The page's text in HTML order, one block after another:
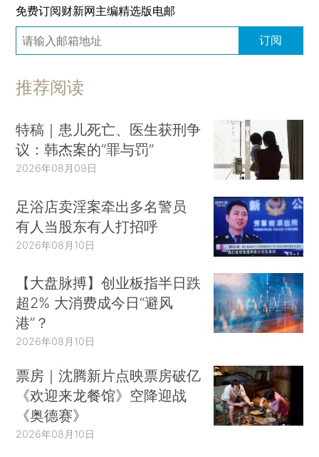
免费订阅财新网主编精选版电邮
订阅
推荐阅读
特稿｜患儿死亡、医生获刑争
议：韩杰案的“罪与罚”
2026年08月09日
足浴店卖淫案牵出多名警员
有人当股东有人打招呼
2026年08月10日
【大盘脉搏】创业板指半日跌
超2% 大消费成今日“避风
港”？
2026年08月10日
票房｜沈腾新片点映票房破亿
《欢迎来龙餐馆》空降迎战
《奥德赛》
2026年08月10日